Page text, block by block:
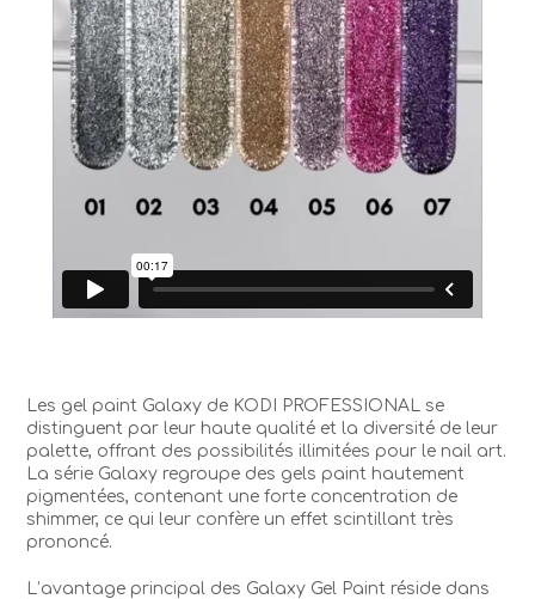
Les gel paint Galaxy de KODI PROFESSIONAL se
distinguent par leur haute qualité et la diversité de leur
palette, offrant des possibilités illimitées pour le nail art.
La série Galaxy regroupe des gels paint hautement
pigmentées, contenant une forte concentration de
shimmer, ce qui leur confère un effet scintillant très
prononcé.
L’avantage principal des Galaxy Gel Paint réside dans